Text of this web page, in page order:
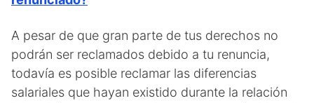
A pesar de que gran parte de tus derechos no
podrán ser reclamados debido a tu renuncia,
todavía es posible reclamar las diferencias
salariales que hayan existido durante la relación